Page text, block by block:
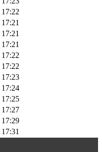
17:22
17:21
17:21
17:21
17:22
17:22
17:23
17:24
17:25
17:27
17:29
17:31